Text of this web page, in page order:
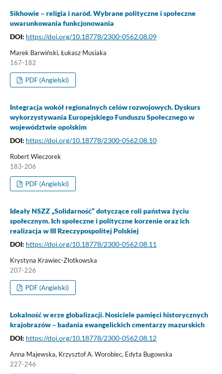
Sikhowie – religia i naród. Wybrane polityczne i społeczne
uwarunkowania funkcjonowania
DOI: https://doi.org/10.18778/2300-0562.08.09
Marek Barwiński, Łukasz Musiaka
167-182
PDF (Angielski)
Integracja wokół regionalnych celów rozwojowych. Dyskurs
wykorzystywania Europejskiego Funduszu Społecznego w
województwie opolskim
DOI: https://doi.org/10.18778/2300-0562.08.10
Robert Wieczorek
183-206
PDF (Angielski)
Ideały NSZZ „Solidarność” dotyczące roli państwa życiu
społecznym. Ich społeczne i polityczne korzenie oraz ich
realizacja w III Rzeczypospolitej Polskiej
DOI: https://doi.org/10.18778/2300-0562.08.11
Krystyna Krawiec-Złotkowska
207-226
PDF (Angielski)
Lokalność w erze globalizacji. Nosiciele pamięci historycznych
krajobrazów – badania ewangelickich cmentarzy mazurskich
DOI: https://doi.org/10.18778/2300-0562.08.12
Anna Majewska, Krzysztof A. Worobiec, Edyta Bugowska
227-246